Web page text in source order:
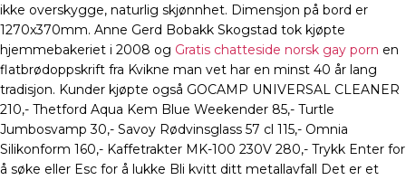
ikke overskygge, naturlig skjønnhet. Dimensjon på bord er
1270x370mm. Anne Gerd Bobakk Skogstad tok kjøpte
hjemmebakeriet i 2008 og Gratis chatteside norsk gay porn en
flatbrødoppskrift fra Kvikne man vet har en minst 40 år lang
tradisjon. Kunder kjøpte også GOCAMP UNIVERSAL CLEANER
210,- Thetford Aqua Kem Blue Weekender 85,- Turtle
Jumbosvamp 30,- Savoy Rødvinsglass 57 cl 115,- Omnia
Silikonform 160,- Kaffetrakter MK-100 230V 280,- Trykk Enter for
å søke eller Esc for å lukke Bli kvitt ditt metallavfall Det er et